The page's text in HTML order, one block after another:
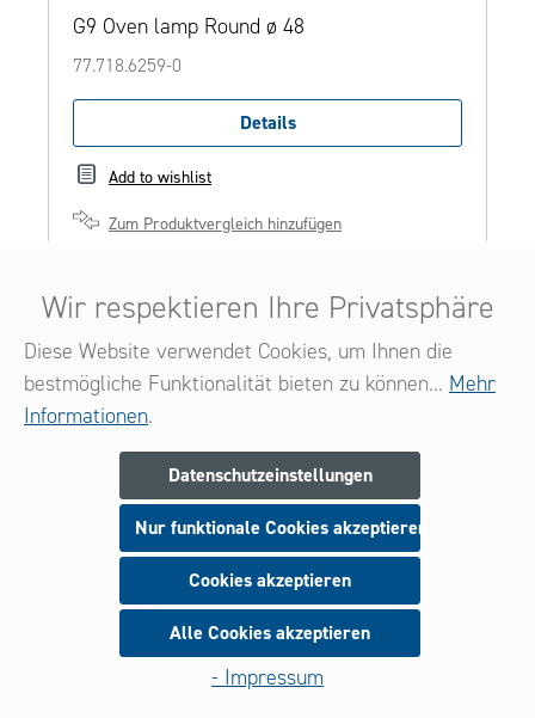
G9 Oven lamp Round ø 48
77.718.6259-0
Details
Add to wishlist
Zum Produktvergleich hinzufügen
G9 Oven lamp Square 30x70
77.945.0101-0
Details
Wir respektieren Ihre Privatsphäre
Diese Website verwendet Cookies, um Ihnen die
bestmögliche Funktionalität bieten zu können... Mehr
Informationen.
Datenschutzeinstellungen
Nur funktionale Cookies akzeptieren
Cookies akzeptieren
Alle Cookies akzeptieren
- Impressum